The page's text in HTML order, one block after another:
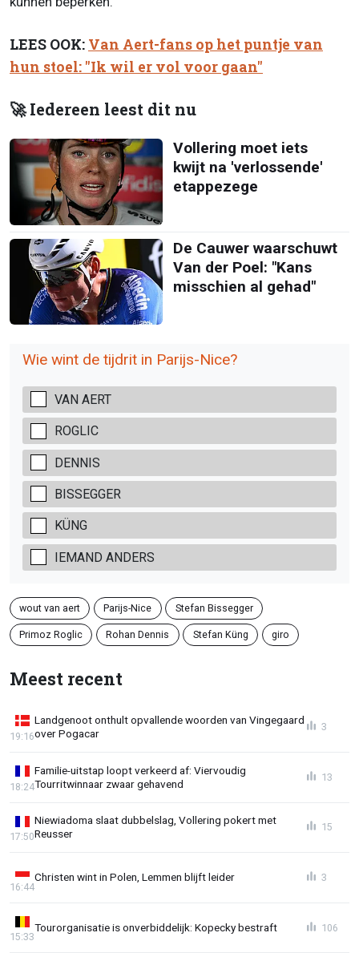
LEES OOK: Van Aert-fans op het puntje van
hun stoel: "Ik wil er vol voor gaan"
🚀 Iedereen leest dit nu
Vollering moet iets
kwijt na 'verlossende'
etappezege
De Cauwer waarschuwt
Van der Poel: "Kans
misschien al gehad"
Wie wint de tijdrit in Parijs-Nice?
VAN AERT
ROGLIC
DENNIS
BISSEGGER
KÜNG
IEMAND ANDERS
wout van aert Parijs-Nice Stefan Bissegger
Primoz Roglic Rohan Dennis Stefan Küng giro
Meest recent
Landgenoot onthult opvallende woorden van Vingegaard
over Pogacar
19:16
3
Familie-uitstap loopt verkeerd af: Viervoudig
Tourritwinnaar zwaar gehavend
18:24
13
Niewiadoma slaat dubbelslag, Vollering pokert met
Reusser
17:50
15
Christen wint in Polen, Lemmen blijft leider
16:44
3
Tourorganisatie is onverbiddelijk: Kopecky bestraft
15:33
106